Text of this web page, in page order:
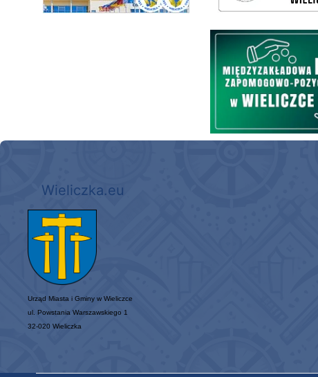
Międzyzakładowa Kasa
Wieliczka.eu
Urząd Miasta i Gminy w Wieliczce
ul. Powstania Warszawskiego 1
32-020 Wieliczka